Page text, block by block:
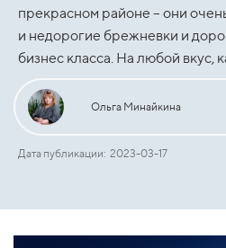
прекрасном районе – они
и недорогие брежневки и
бизнес класса. На любой вкус,
Ольга Минайкина
Дата публикации: 2023-03-17